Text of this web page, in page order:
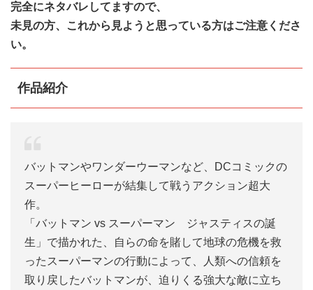
完全にネタバレしてますので、
未見の方、これから見ようと思っている方はご注意くださ
い。
作品紹介
バットマンやワンダーウーマンなど、DCコミックの
スーパーヒーローが結集して戦うアクション超大
作。
「バットマン vs スーパーマン ジャスティスの誕
生」で描かれた、自らの命を賭して地球の危機を救
ったスーパーマンの行動によって、人類への信頼を
取り戻したバットマンが、迫りくる強大な敵に立ち